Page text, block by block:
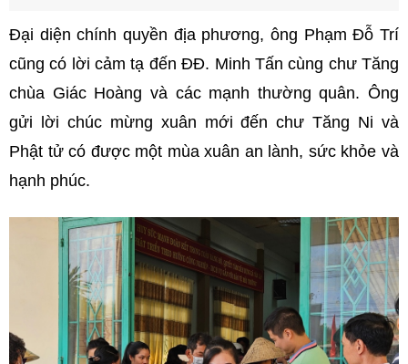
Đại diện chính quyền địa phương, ông Phạm Đỗ Trí
cũng có lời cảm tạ đến ĐĐ. Minh Tấn cùng chư Tăng
chùa Giác Hoàng và các mạnh thường quân. Ông
gửi lời chúc mừng xuân mới đến chư Tăng Ni và
Phật tử có được một mùa xuân an lành, sức khỏe và
hạnh phúc.